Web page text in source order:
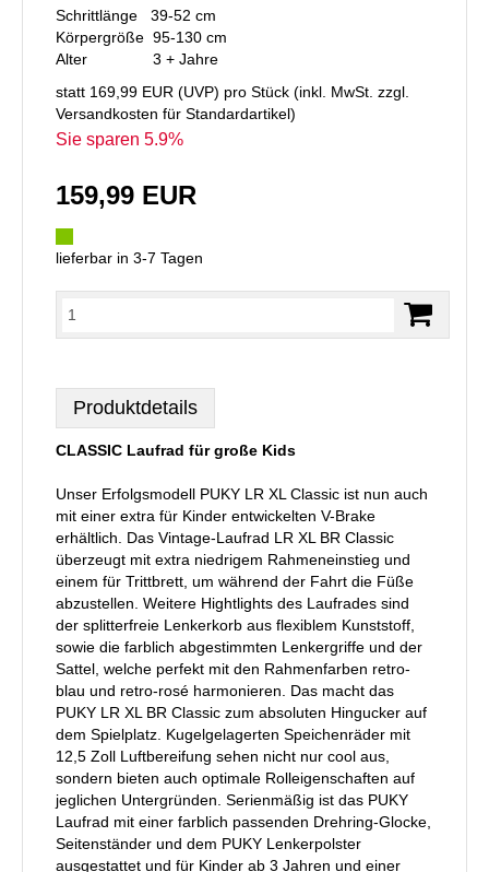
Schrittlänge 39-52 cm
Körpergröße 95-130 cm
Alter 3 + Jahre
statt 169,99 EUR (UVP) pro Stück (inkl. MwSt. zzgl.
Versandkosten für Standardartikel)
Sie sparen 5.9%
159,99 EUR
lieferbar in 3-7 Tagen
Produktdetails
CLASSIC Laufrad für große Kids
Unser Erfolgsmodell PUKY LR XL Classic ist nun auch
mit einer extra für Kinder entwickelten V-Brake
erhältlich. Das Vintage-Laufrad LR XL BR Classic
überzeugt mit extra niedrigem Rahmeneinstieg und
einem für Trittbrett, um während der Fahrt die Füße
abzustellen. Weitere Hightlights des Laufrades sind
der splitterfreie Lenkerkorb aus flexiblem Kunststoff,
sowie die farblich abgestimmten Lenkergriffe und der
Sattel, welche perfekt mit den Rahmenfarben retro-
blau und retro-rosé harmonieren. Das macht das
PUKY LR XL BR Classic zum absoluten Hingucker auf
dem Spielplatz. Kugelgelagerten Speichenräder mit
12,5 Zoll Luftbereifung sehen nicht nur cool aus,
sondern bieten auch optimale Rolleigenschaften auf
jeglichen Untergründen. Serienmäßig ist das PUKY
Laufrad mit einer farblich passenden Drehring-Glocke,
Seitenständer und dem PUKY Lenkerpolster
ausgestattet und für Kinder ab 3 Jahren und einer